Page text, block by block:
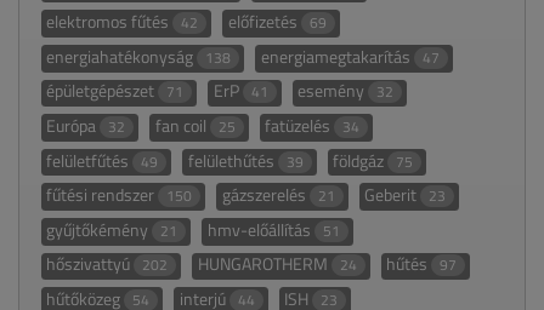
elektromos fűtés 42 előfizetés 69
energiahatékonyság 138 energiamegtakarítás 47
épületgépészet 71 ErP 41 esemény 32
Európa 32 fan coil 25 fatüzelés 34
felületfűtés 49 felülethűtés 39 földgáz 75
fűtési rendszer 150 gázszerelés 21 Geberit 23
gyűjtőkémény 21 hmv-előállítás 51
hőszivattyú 202 HUNGAROTHERM 24 hűtés 97
hűtőközeg 54 interjú 44 ISH 23